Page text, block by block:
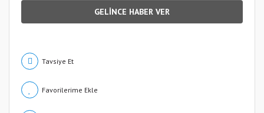
GELİNCE HABER VER
Tavsiye Et